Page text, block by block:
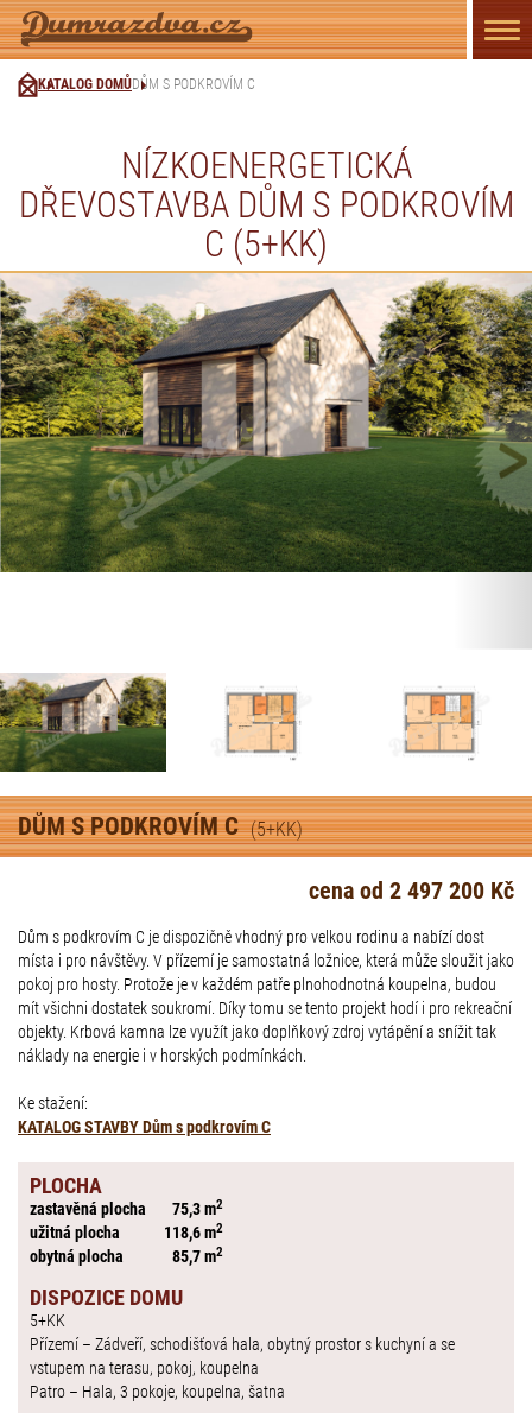
KATALOG DOMŮDŮM S PODKROVÍM C
NÍZKOENERGETICKÁ
DŘEVOSTAVBA DŮM S PODKROVÍM
C (5+KK)
DŮM S PODKROVÍM C (5+KK)
cena od 2 497 200 Kč
Dům s podkrovím C je dispozičně vhodný pro velkou rodinu a nabízí dost
místa i pro návštěvy. V přízemí je samostatná ložnice, která může sloužit jako
pokoj pro hosty. Protože je v každém patře plnohodnotná koupelna, budou
mít všichni dostatek soukromí. Díky tomu se tento projekt hodí i pro rekreační
objekty. Krbová kamna lze využít jako doplňkový zdroj vytápění a snížit tak
náklady na energie i v horských podmínkách.
Ke stažení:
KATALOG STAVBY Dům s podkrovím C
PLOCHA
zastavěná plocha 75,3 m2
užitná plocha 118,6 m2
obytná plocha 85,7 m2
DISPOZICE DOMU
5+KK
Přízemí – Zádveří, schodišťová hala, obytný prostor s kuchyní a se
vstupem na terasu, pokoj, koupelna
Patro – Hala, 3 pokoje, koupelna, šatna